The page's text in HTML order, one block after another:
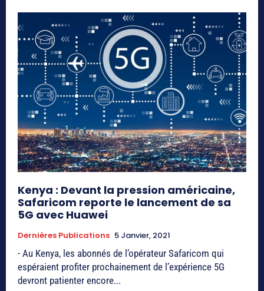
Kenya : Devant la pression américaine,
Safaricom reporte le lancement de sa
5G avec Huawei
Dernières Publications 5 Janvier, 2021
- Au Kenya, les abonnés de l’opérateur Safaricom qui
espéraient profiter prochainement de l’expérience 5G
devront patienter encore...